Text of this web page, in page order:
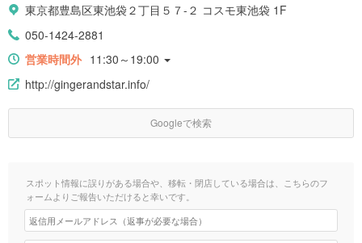
東京都豊島区東池袋２丁目５７-２ コスモ東池袋 1F
050-1424-2881
営業時間外 11:30～19:00
http://gingerandstar.info/
Googleで検索
スポット情報に誤りがある場合や、移転・閉店している場合は、こちらのフ
ォームよりご報告いただけると幸いです。